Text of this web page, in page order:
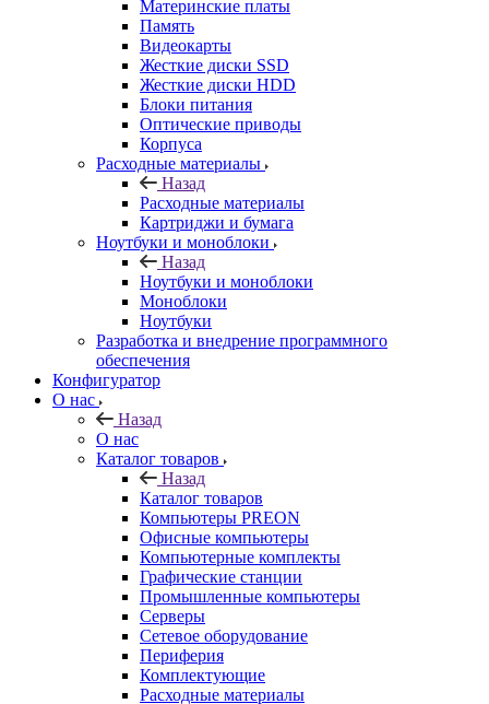
Материнские платы
Память
Видеокарты
Жесткие диски SSD
Жесткие диски HDD
Блоки питания
Оптические приводы
Корпуса
Расходные материалы
Назад
Расходные материалы
Картриджи и бумага
Ноутбуки и моноблоки
Назад
Ноутбуки и моноблоки
Моноблоки
Ноутбуки
Разработка и внедрение программного
обеспечения
Конфигуратор
О нас
Назад
О нас
Каталог товаров
Назад
Каталог товаров
Компьютеры PREON
Офисные компьютеры
Компьютерные комплекты
Графические станции
Промышленные компьютеры
Серверы
Сетевое оборудование
Периферия
Комплектующие
Расходные материалы